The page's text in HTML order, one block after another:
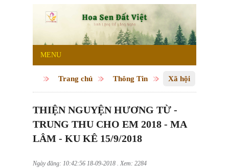
MENU
Trang chủ Thông Tin Xã hội
THIỆN NGUYỆN HƯƠNG TỪ -
TRUNG THU CHO EM 2018 - MA
LÂM - KU KÊ 15/9/2018
Ngày đăng: 10:42:56 18-09-2018 . Xem: 2284